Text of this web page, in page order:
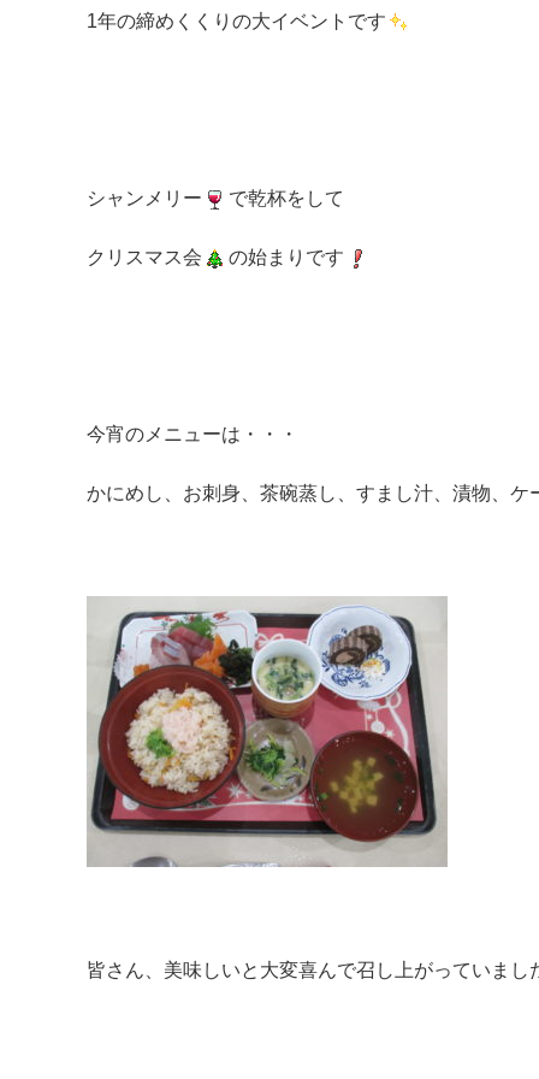
1年の締めくくりの大イベントです
シャンメリー で乾杯をして
クリスマス会 の始まりです
今宵のメニューは・・・
かにめし、お刺身、茶碗蒸し、すまし汁、漬物、ケ
皆さん、美味しいと大変喜んで召し上がっていまし